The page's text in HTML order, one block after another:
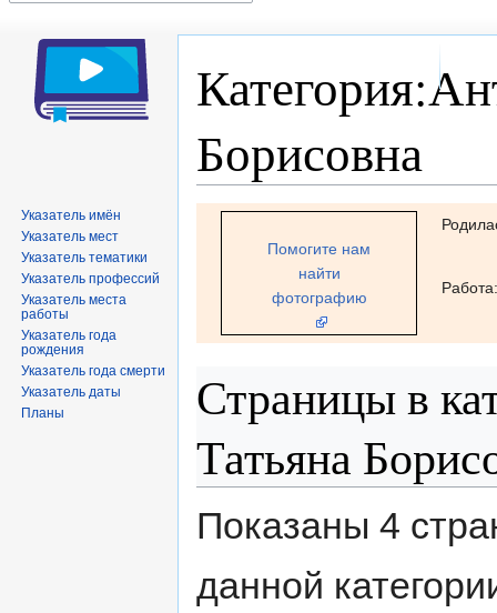
Борисовна
Перейти
Перейти
Помогите нам
найти
фотографию
Работа:
Страницы в
Татьяна
Показаны 4
данной
Указатель имён
Указатель мест
Указатель тематики
Указатель профессий
Указатель места
работы
Указатель года
рождения
Указатель года смерти
Указатель даты
Планы